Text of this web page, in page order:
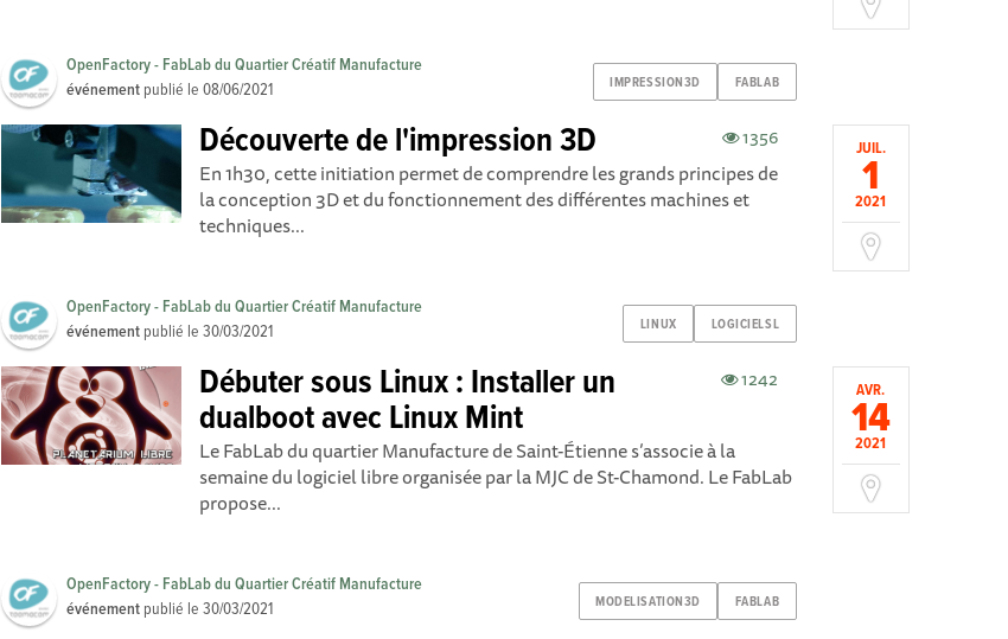
IMPRESSION3D FABLAB
OpenFactory - FabLab du Quartier Créatif Manufacture
événement publié le08/06/2021
JUIL.
1
2021
1356
Découverte de l'impression 3D
En 1h30, cette initiation permet de comprendre les grands principes de
la conception 3D et du fonctionnement des différentes machines et
techniques...
LINUX LOGICIELSL
OpenFactory - FabLab du Quartier Créatif Manufacture
événement publié le30/03/2021
AVR.
14
2021
1242
Débuter sous Linux : Installer un
dualboot avec Linux Mint
Le FabLab du quartier Manufacture de Saint-Étienne s’associe à la
semaine du logiciel libre organisée par la MJC de St-Chamond. Le FabLab
propose...
MODELISATION3D FABLAB
OpenFactory - FabLab du Quartier Créatif Manufacture
événement publié le30/03/2021